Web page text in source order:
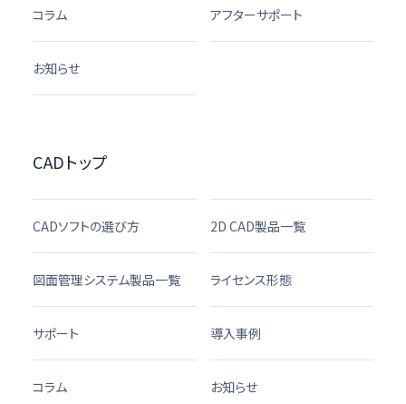
コラム アフターサポート
お知らせ
CADトップ
CADソフトの選び方 2D CAD製品一覧
図面管理システム製品一覧 ライセンス形態
サポート 導入事例
コラム お知らせ